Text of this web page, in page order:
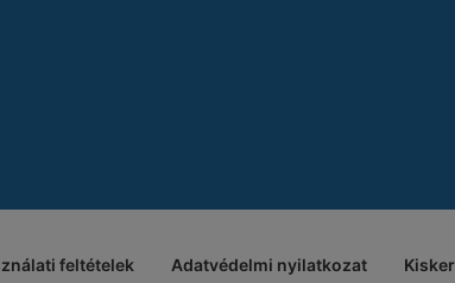
feltételek Adatvédelmi nyilatkozat